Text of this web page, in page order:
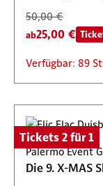
50,00 €
ab25,00 €
Verfügbar: 89
Tickets 2 für 1
Palermo Event
Die 9. X-MAS